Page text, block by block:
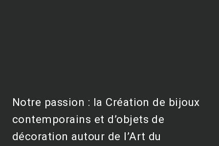
Notre passion : la Création de bijoux
contemporains et d’objets de
décoration autour de l’Art du